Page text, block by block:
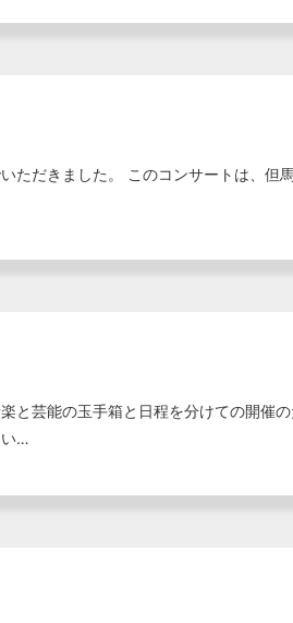
ただきました。 このコンサートは、但
と芸能の玉手箱と日程を分けての開催の
い…